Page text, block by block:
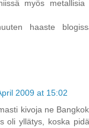
myös metallisia
haaste
2009 at 15:02
kivoja ne
oli yllätys, koska